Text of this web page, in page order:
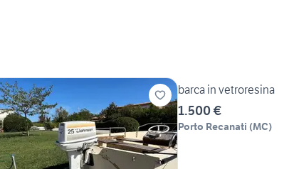
barca in vetroresina
1.500 €
Porto Recanati (MC)